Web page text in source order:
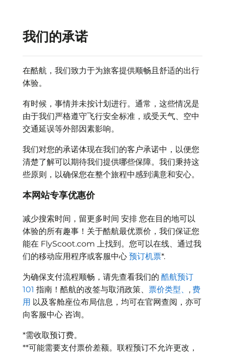
我们的承诺
在酷航，我们致力于为旅客提供顺畅且舒适的出行
体验。
有时候，事情并未按计划进行。通常，这些情况是
由于我们严格遵守飞行安全标准，或受天气、空中
交通延误等外部因素影响。
我们对您的承诺体现在我们的客户承诺中，以便您
清楚了解可以期待我们提供哪些保障。我们秉持这
些原则，以确保您在整个旅程中感到满意和安心。
本网站专享优惠价
减少搜索时间，留更多时间 安排 您在目的地可以
体验的所有趣事！关于酷航最优票价，我们保证您
能在 FlyScoot.com 上找到。您可以在线、通过我
们的移动应用程序或客服中心 预订机票*.
为确保支付流程顺畅，请先查看我们的 酷航预订
101 指南！酷航的改签与取消政策、 票价类型、 , 费
用 以及客舱座位布局信息，均可在官网查阅，亦可
向客服中心 咨询。
*需收取预订费。
**可能需要支付票价差额。联程预订不允许更改，